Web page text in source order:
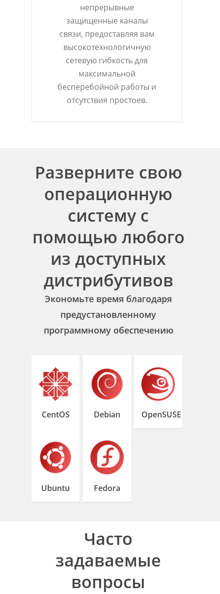
непрерывные
защищенные каналы
связи, предоставляя вам
высокотехнологичную
сетевую гибкость для
максимальной
бесперебойной работы и
отсутствия простоев.
Разверните свою
операционную
систему с
помощью любого
из доступных
дистрибутивов
Экономьте время благодаря
предустановленному
программному обеспечению
CentOS Debian OpenSUSE
Ubuntu Fedora
Часто
задаваемые
вопросы